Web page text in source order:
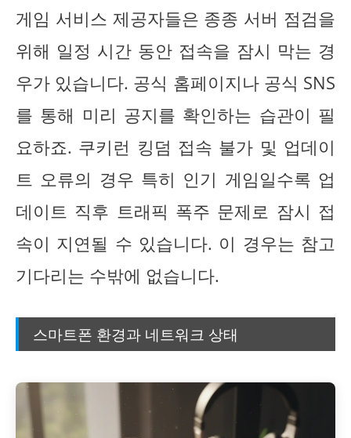
게임 서비스 제공자들은 종종 서버 점검을
위해 일정 시간 동안 접속을 잠시 막는 경
우가 있습니다. 공식 홈페이지나 공식 SNS
를 통해 미리 공지를 확인하는 습관이 필
요하죠. 쿠키런 킹덤 접속 불가 및 업데이
트 오류의 경우 특히 인기 게임일수록 업
데이트 직후 트래픽 폭주 문제로 잠시 접
속이 지연될 수 있습니다. 이 경우는 참고
기다리는 수밖에 없습니다.
스마트폰 환경과 네트워크 상태